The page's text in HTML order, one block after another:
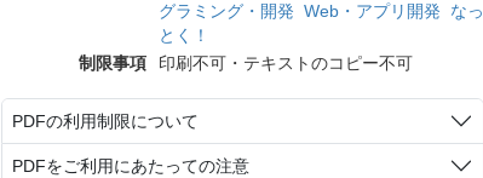
グラミング・開発 Web・アプリ開発
なっ
とく！
制限事項
印刷不可・テキストのコピー不可
PDFの利用制限について
PDFをご利用にあたっての注意